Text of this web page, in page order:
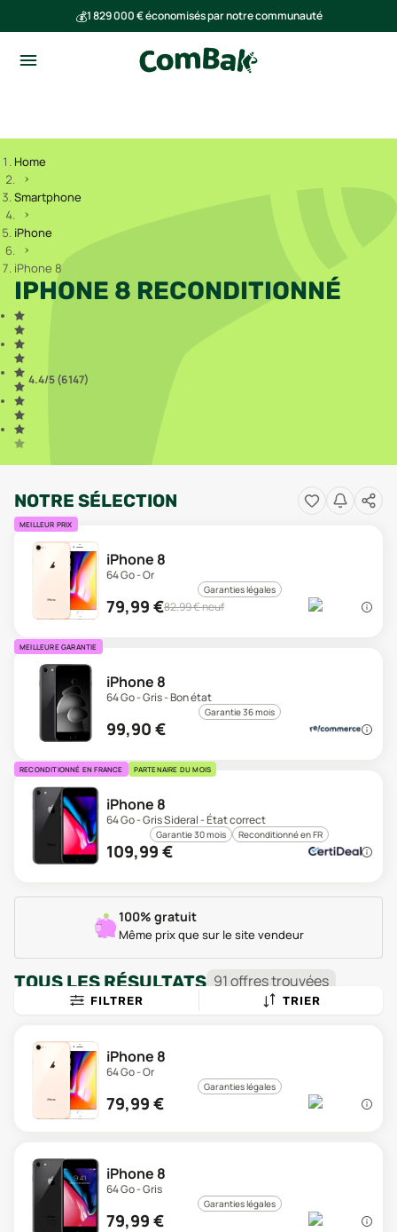
💰1 829 000 € économisés par notre communauté
Home
Smartphone
iPhone
iPhone 8
IPHONE 8 RECONDITIONNÉ
4.4/5 (6 147)
NOTRE SÉLECTION
MEILLEUR PRIX
iPhone 8
64 Go - Or
Garanties légales
79,99 €82,99€ neuf
MEILLEURE GARANTIE
iPhone 8
64 Go - Gris - Bon état
Garantie 36 mois
99,90 €
RECONDITIONNÉ EN FRANCE PARTENAIRE DU MOIS
iPhone 8
64 Go - Gris Sideral - État correct
Garantie 30 mois Reconditionné en FR
109,99 €
100% gratuit
Même prix que sur le site vendeur
TOUS LES RÉSULTATS 91offrestrouvées
FILTRER TRIER
iPhone 8
64 Go - Or
Garanties légales
79,99 €
iPhone 8
64 Go - Gris
Garanties légales
79,99 €